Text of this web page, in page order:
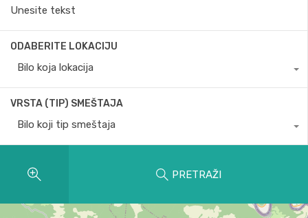
ODABERITE LOKACIJU
Bilo koja lokacija
VRSTA (TIP) SMEŠTAJA
Bilo koji tip smeštaja
PRETRAŽI